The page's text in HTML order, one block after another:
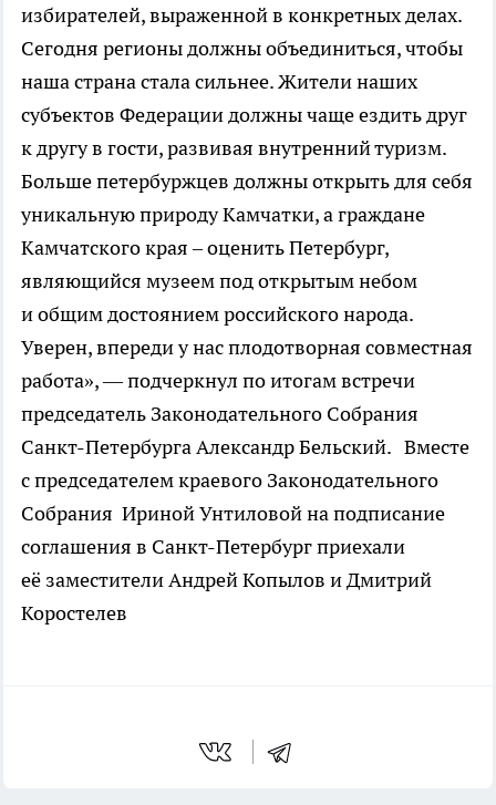
избирателей, выраженной в конкретных делах.
Сегодня регионы должны объединиться, чтобы
наша страна стала сильнее. Жители наших
субъектов Федерации должны чаще ездить друг
к другу в гости, развивая внутренний туризм.
Больше петербуржцев должны открыть для себя
уникальную природу Камчатки, а граждане
Камчатского края – оценить Петербург,
являющийся музеем под открытым небом
и общим достоянием российского народа.
Уверен, впереди у нас плодотворная совместная
работа», — подчеркнул по итогам встречи
председатель Законодательного Собрания
Санкт-Петербурга Александр Бельский. Вместе
с председателем краевого Законодательного
Собрания Ириной Унтиловой на подписание
соглашения в Санкт-Петербург приехали
её заместители Андрей Копылов и Дмитрий
Коростелев